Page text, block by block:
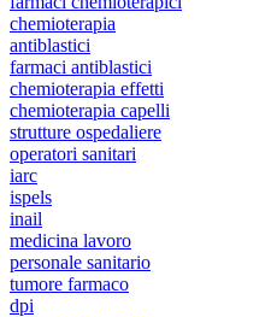
chemioterapia
antiblastici
farmaci antiblastici
chemioterapia effetti
chemioterapia capelli
strutture ospedaliere
operatori sanitari
iarc
ispels
inail
medicina lavoro
personale sanitario
tumore farmaco
dpi